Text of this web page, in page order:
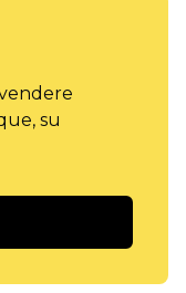
su